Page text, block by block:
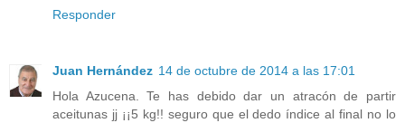
Responder
Juan Hernández 14 de octubre de 2014 a las 17:01
Hola Azucena. Te has debido dar un atracón de partir
aceitunas jj ¡¡5 kg!! seguro que el dedo índice al final no lo